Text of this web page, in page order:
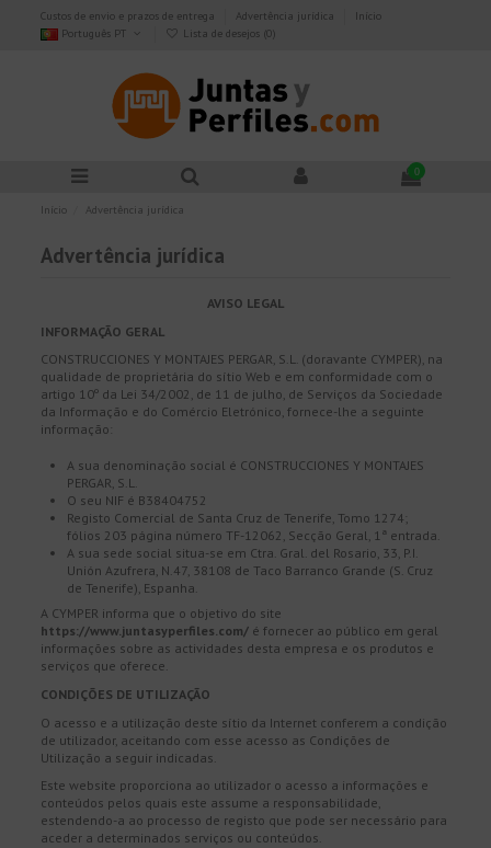
Custos de envio e prazos de entrega Advertência jurídica
Início
Português PT
Lista de desejos (0)
0
Início Advertência jurídica
Advertência jurídica
AVISO LEGAL
INFORMAÇÃO GERAL
CONSTRUCCIONES Y MONTAJES PERGAR, S.L. (doravante CYMPER), na
qualidade de proprietária do sítio Web e em conformidade com o
artigo 10º da Lei 34/2002, de 11 de julho, de Serviços da Sociedade
da Informação e do Comércio Eletrónico, fornece-lhe a seguinte
informação:
A sua denominação social é CONSTRUCCIONES Y MONTAJES
PERGAR, S.L.
O seu NIF é B38404752
Registo Comercial de Santa Cruz de Tenerife, Tomo 1274;
fólios 203 página número TF-12062, Secção Geral, 1ª entrada.
A sua sede social situa-se em Ctra. Gral. del Rosario, 33, P.I.
Unión Azufrera, N.47, 38108 de Taco Barranco Grande (S. Cruz
de Tenerife), Espanha.
A CYMPER informa que o objetivo do site
https://www.juntasyperfiles.com/ é fornecer ao público em geral
informações sobre as actividades desta empresa e os produtos e
serviços que oferece.
CONDIÇÕES DE UTILIZAÇÃO
O acesso e a utilização deste sítio da Internet conferem a condição
de utilizador, aceitando com esse acesso as Condições de
Utilização a seguir indicadas.
Este website proporciona ao utilizador o acesso a informações e
conteúdos pelos quais este assume a responsabilidade,
estendendo-a ao processo de registo que pode ser necessário para
aceder a determinados serviços ou conteúdos.